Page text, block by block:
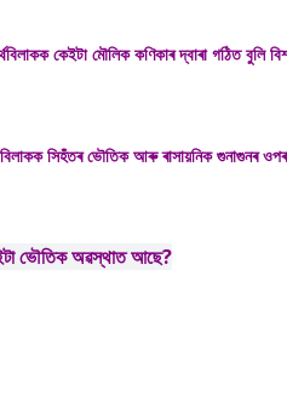
কেইটা মৌলিক কণিকাৰ দ্বাৰা গঠিত বুলি
সিহঁতৰ ভৌতিক আৰু ৰাসায়নিক গুনাগুনৰ
ভৌতিক অৱস্থাত আছে?